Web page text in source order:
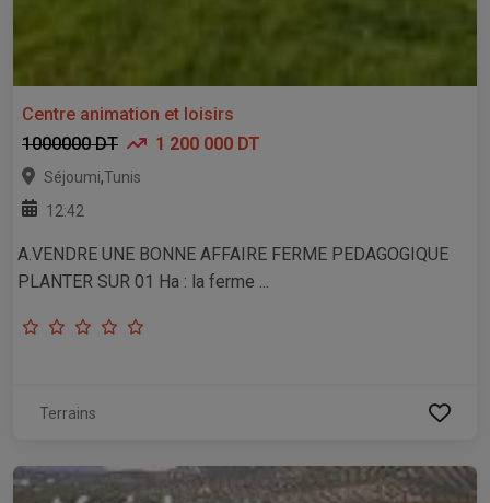
Centre animation et loisirs
1000000 DT
1 200 000 DT
Séjoumi,Tunis
12:42
A.VENDRE UNE BONNE AFFAIRE FERME PEDAGOGIQUE
PLANTER SUR 01 Ha : la ferme ...
Terrains